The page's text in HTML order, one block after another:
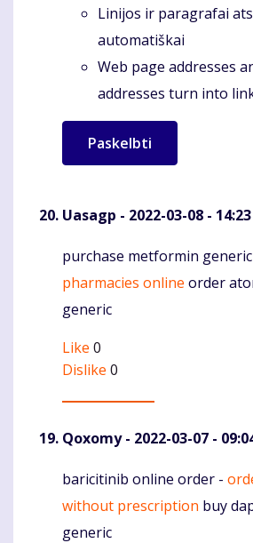
Linijos ir paragrafai
automatiškai
Web page addresses
addresses turn into
Uasagp - 2022-03-08 - 14:23
Komentaras
purchase metformin
pharmacies online order
generic
Like 0
Dislike 0
Qoxomy- 2022-03-07 -
Komentaras
baricitinib online order -
without prescription buy
generic